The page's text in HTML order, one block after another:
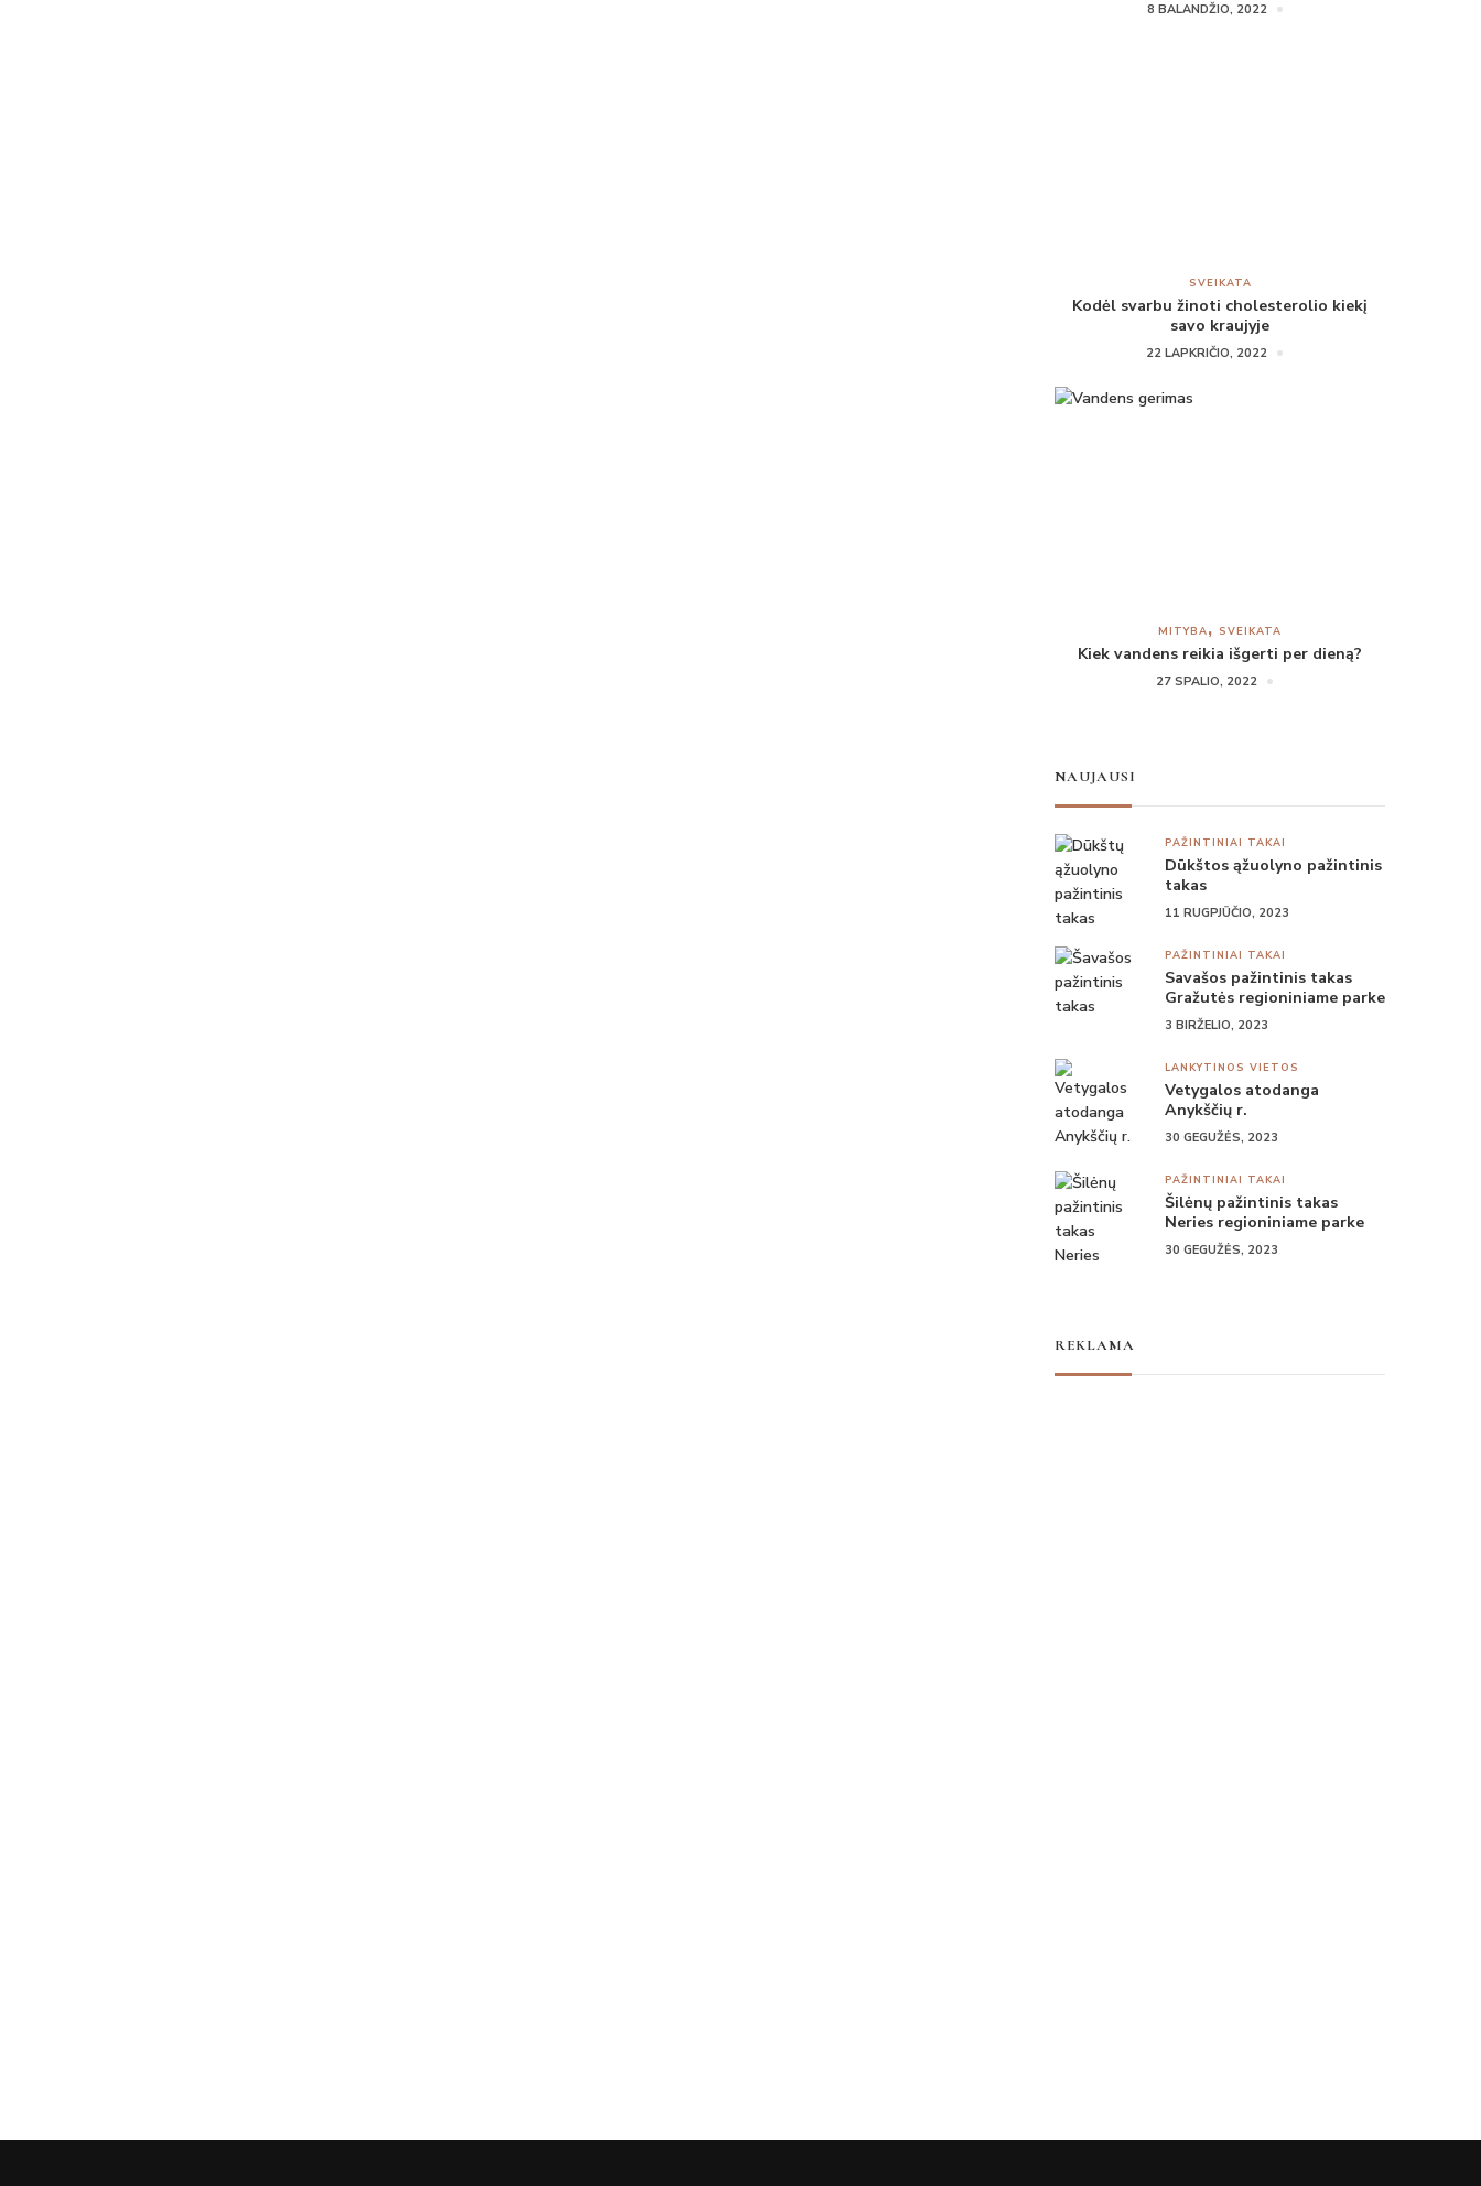
8 BALANDŽIO, 2022
SVEIKATA
Kodėl svarbu žinoti cholesterolio kiekį
savo kraujyje
22 LAPKRIČIO, 2022
MITYBA SVEIKATA
Kiek vandens reikia išgerti per dieną?
27 SPALIO, 2022
NAUJAUSI
PAŽINTINIAI TAKAI
Dūkštos ąžuolyno pažintinis
takas
11 RUGPJŪČIO, 2023
PAŽINTINIAI TAKAI
Savašos pažintinis takas
Gražutės regioniniame parke
3 BIRŽELIO, 2023
LANKYTINOS VIETOS
Vetygalos atodanga
Anykščių r.
30 GEGUŽĖS, 2023
PAŽINTINIAI TAKAI
Šilėnų pažintinis takas
Neries regioniniame parke
30 GEGUŽĖS, 2023
REKLAMA